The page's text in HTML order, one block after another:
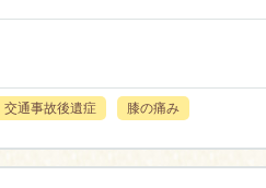
交通事故後遺症 膝の痛み